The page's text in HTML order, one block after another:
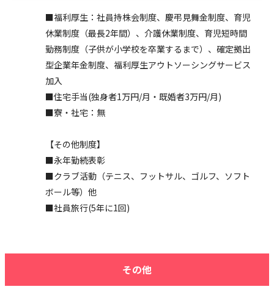
■福利厚生：社員持株会制度、慶弔見舞金制度、育児
休業制度（最長2年間）、介護休業制度、育児短時間
勤務制度（子供が小学校を卒業するまで）、確定拠出
型企業年金制度、福利厚生アウトソーシングサービス
加入
■住宅手当(独身者1万円/月・既婚者3万円/月)
■寮・社宅：無
【その他制度】
■永年勤続表彰
■クラブ活動（テニス、フットサル、ゴルフ、ソフト
ボール等）他
■社員旅行(5年に1回)
その他